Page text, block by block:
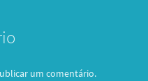
um comentário.